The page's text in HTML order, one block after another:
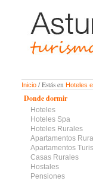
Inicio / Estás en Hoteles
Donde dormir
Hoteles
Hoteles Spa
Hoteles Rurales
Apartamentos
Apartamentos
Casas Rurales
Hostales
Pensiones